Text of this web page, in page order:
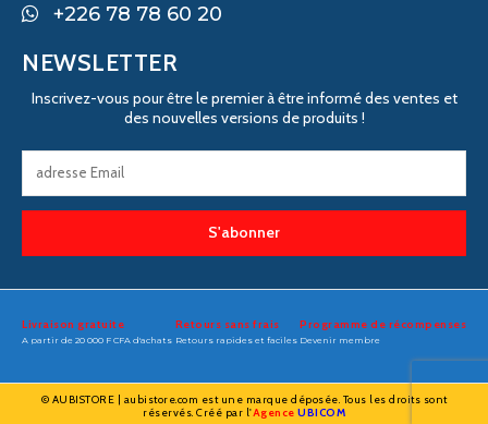
+226 78 78 60 20
NEWSLETTER
Inscrivez-vous pour être le premier à être informé des ventes et
des nouvelles versions de produits !
S'abonner
Livraison gratuite
A partir de 20 000 F CFA d'achats
Retours sans frais
Retours rapides et faciles
Programme de récompenses
Devenir membre
© AUBISTORE | aubistore.com est une marque déposée. Tous les droits sont
réservés. Créé par l'Agence UBICOM